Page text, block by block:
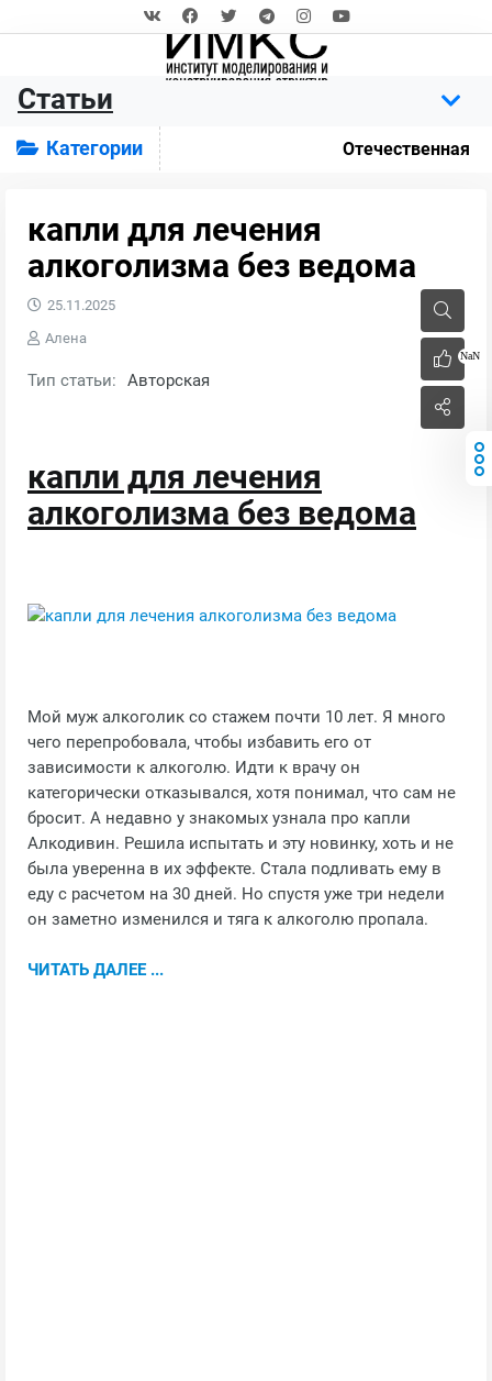
Статьи
Категории Отечественная
капли для лечения
алкоголизма без ведома
NaN
25.11.2025
Алена
Тип статьи: Авторская
капли для лечения
алкоголизма без ведома
Мой муж алкоголик со стажем почти 10 лет. Я много
чего перепробовала, чтобы избавить его от
зависимости к алкоголю. Идти к врачу он
категорически отказывался, хотя понимал, что сам не
бросит. А недавно у знакомых узнала про капли
Алкодивин. Решила испытать и эту новинку, хоть и не
была уверенна в их эффекте. Стала подливать ему в
еду с расчетом на 30 дней. Но спустя уже три недели
он заметно изменился и тяга к алкоголю пропала.
ЧИТАТЬ ДАЛЕЕ ...